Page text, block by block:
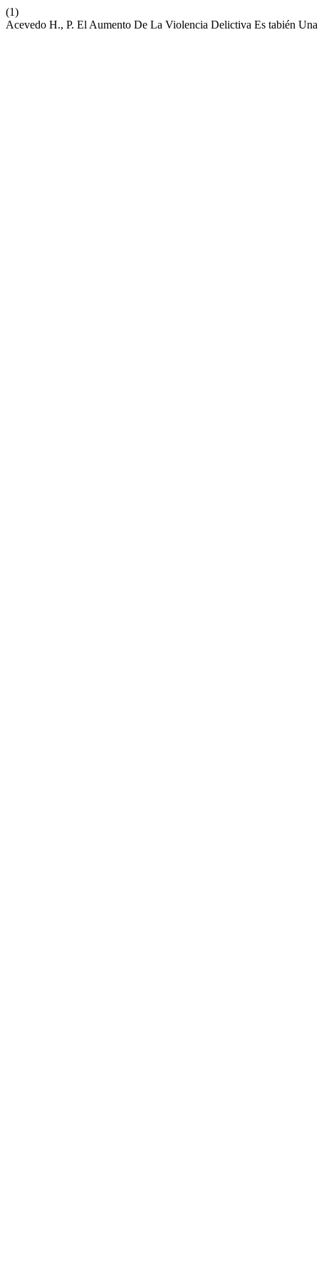
(1)
Acevedo H., P. El Aumento De La Violencia Delictiva Es tabién